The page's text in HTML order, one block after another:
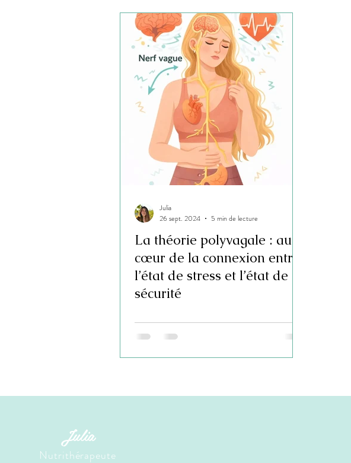
Hormones & Thyroïde Grossesse & post-partum
La théorie polyvagale : au
cœur de la connexion entre
l’état de stress et l’état de
sécurité
Julia
26 sept. 2024
5 min de lecture
Julia
Nutrithérapeute